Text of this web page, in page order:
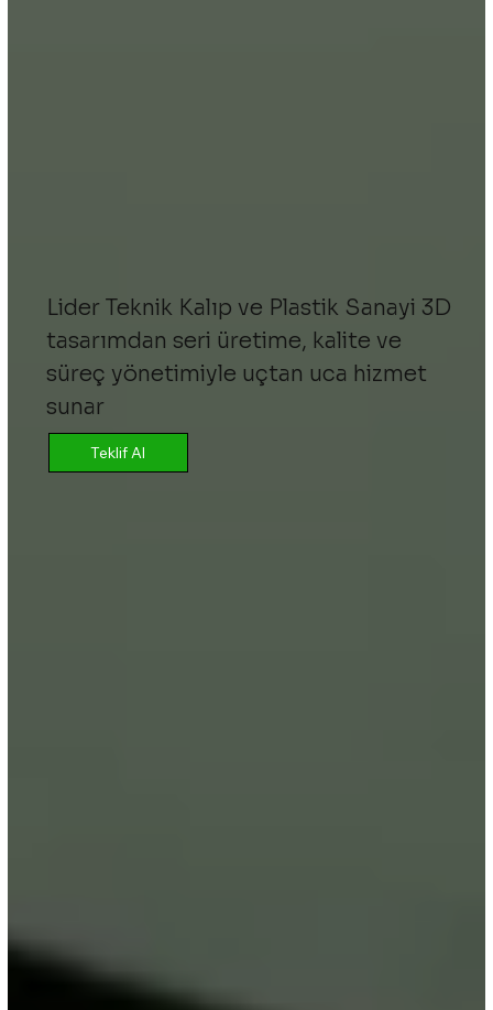
Lider Teknik Kalıp ve Plastik Sanayi 3D
tasarımdan seri üretime, kalite ve
süreç yönetimiyle uçtan uca hizmet
sunar
Teklif Al